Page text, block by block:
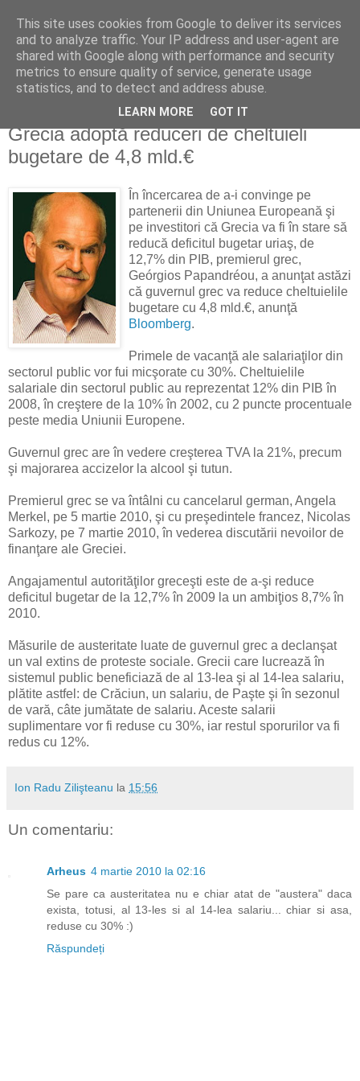
Reflecţii economice
blog de reflecţii, informaţii şi opinii economice
miercuri, 3 martie 2010
Grecia adoptă reduceri de cheltuieli
bugetare de 4,8 mld.€
În încercarea de a-i convinge pe
partenerii din Uniunea Europeană şi
pe investitori că Grecia va fi în stare să
reducă deficitul bugetar uriaş, de
12,7% din PIB, premierul grec,
Geórgios Papandréou, a anunţat astăzi
că guvernul grec va reduce cheltuielile
bugetare cu 4,8 mld.€, anunţă
Bloomberg.
Primele de vacanţă ale salariaţilor din
sectorul public vor fui micşorate cu 30%. Cheltuielile
salariale din sectorul public au reprezentat 12% din PIB în
2008, în creştere de la 10% în 2002, cu 2 puncte procentuale
peste media Uniunii Europene.
Guvernul grec are în vedere creşterea TVA la 21%, precum
şi majorarea accizelor la alcool şi tutun.
Premierul grec se va întâlni cu cancelarul german, Angela
Merkel, pe 5 martie 2010, şi cu preşedintele francez, Nicolas
Sarkozy, pe 7 martie 2010, în vederea discutării nevoilor de
finanţare ale Greciei.
Angajamentul autorităţilor greceşti este de a-şi reduce
deficitul bugetar de la 12,7% în 2009 la un ambiţios 8,7% în
2010.
Măsurile de austeritate luate de guvernul grec a declanşat
un val extins de proteste sociale. Grecii care lucrează în
sistemul public beneficiază de al 13-lea şi al 14-lea salariu,
plătite astfel: de Crăciun, un salariu, de Paşte şi în sezonul
de vară, câte jumătate de salariu. Aceste salarii
suplimentare vor fi reduse cu 30%, iar restul sporurilor va fi
redus cu 12%.
Ion Radu Zilişteanu la 15:56
Un comentariu:
Arheus 4 martie 2010 la 02:16
Se pare ca austeritatea nu e chiar atat de "austera" daca
exista, totusi, al 13-les si al 14-lea salariu... chiar si asa,
reduse cu 30% :)
Răspundeți
This site uses cookies from Google to deliver its services
and to analyze traffic. Your IP address and user-agent are
shared with Google along with performance and security
metrics to ensure quality of service, generate usage
statistics, and to detect and address abuse.
LEARN MORE GOT IT